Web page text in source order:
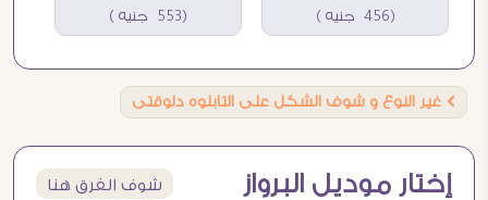
(456 جنيه ) (553 جنيه )
Ö غير النوع و شوف الشكل على التابلوه دلوقتى
إختار موديل البرواز شوف الفرق هنا